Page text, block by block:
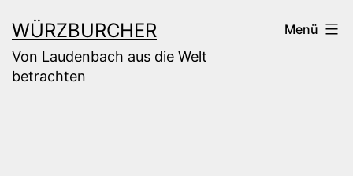
Inhalt
springen
WÜRZBURCHER
Von Laudenbach aus die Welt
betrachten
Menü